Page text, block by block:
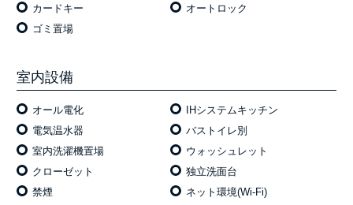
カードキー
オートロック
ゴミ置場
室内設備
オール電化
IHシステムキッチン
電気温⽔器
バストイレ別
室内洗濯機置場
ウォッシュレット
クローゼット
独⽴洗⾯台
禁煙
ネット環境(Wi-Fi)